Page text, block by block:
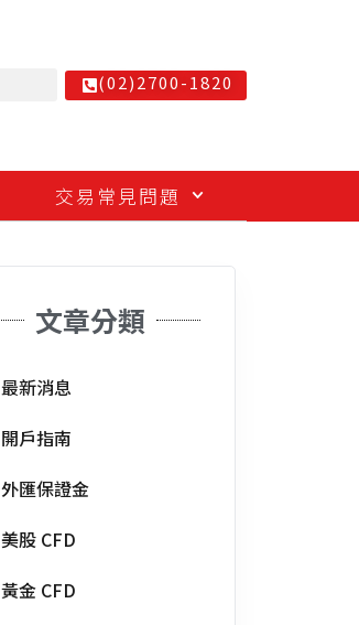
(02)2700-1820
交易常見問題
文章分類
最新消息
開戶指南
外匯保證金
美股 CFD
黃金 CFD